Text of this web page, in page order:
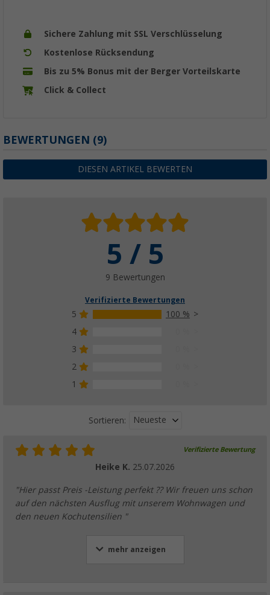
Sichere Zahlung mit SSL Verschlüsselung
Kostenlose Rücksendung
Bis zu 5% Bonus mit der Berger Vorteilskarte
Click & Collect
BEWERTUNGEN (9)
DIESEN ARTIKEL BEWERTEN
5 / 5
9 Bewertungen
Verifizierte Bewertungen
5
100 %
4
3
2
1
Sortieren: Neueste
Verifizierte Bewertung
Heike K. 25.07.2026
"Hier passt Preis -Leistung perfekt ?? Wir freuen uns schon
auf den nächsten Ausflug mit unserem Wohnwagen und
den neuen Kochutensilien "
mehr anzeigen